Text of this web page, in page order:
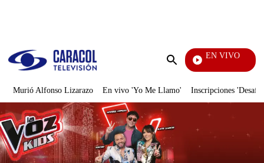
Enviar
EN VIVO
Yo Me Llamo
Murió Alfonso Lizarazo En vivo 'Yo Me Llamo' Inscripciones